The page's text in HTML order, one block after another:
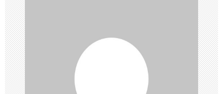
v
i
g
a
t